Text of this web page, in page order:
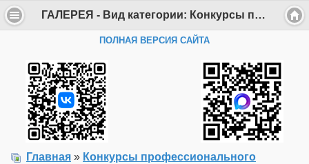
ГАЛЕРЕЯ - Вид категории: Конкурсы профессионального мастерства педагогов 2015 - Фото: Конкурсы профессионального мастерства педагогов 2015_45 - Департамент образования Администрации г. Саров
ПОЛНАЯ ВЕРСИЯ САЙТА
Главная » Конкурсы профессионального